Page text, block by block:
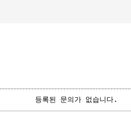
등록된 문의가 없습니다.